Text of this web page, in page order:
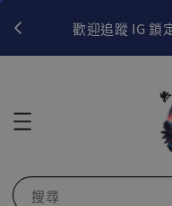
歡迎追蹤 IG 鎖
搜尋